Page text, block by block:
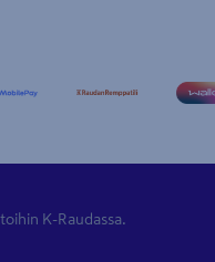
K-Raudassa.